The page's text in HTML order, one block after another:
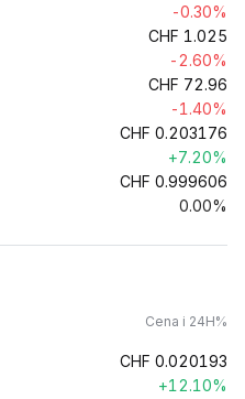
-0.30%
CHF 1.025
-2.60%
CHF 72.96
-1.40%
CHF 0.203176
+7.20%
CHF 0.999606
0.00%
Cena i 24H%
CHF 0.020193
+12.10%